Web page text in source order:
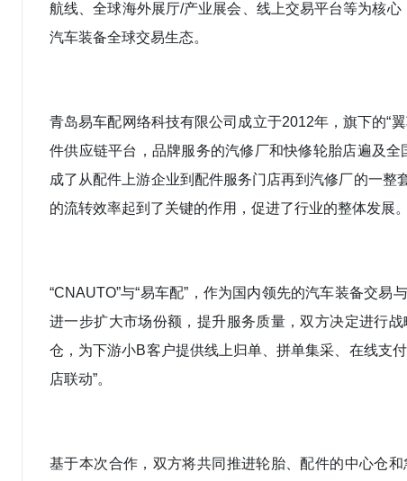
航线、全球海外展厅/产业展会、线上交易平台等为核
汽车装备全球交易生态。
青岛易车配网络科技有限公司成立于2012年，旗下的“
件供应链平台 ，品牌服务的汽修厂和快修轮胎店遍及
成了从配件上游企业到配件服务门店再到汽修厂的一
的流转效率起到了关键的作用，促进了行业的整体发展。
“CNAUTO”与“易车配”，作为国内领先的汽车装备交
进一步扩大市场份额，提升服务质量，双方决定进行
仓，为下游小B客户提供线上归单、拼单集采、在线支
店联动”。
基于本次合作，双方将共同推进轮胎、配件的中心仓